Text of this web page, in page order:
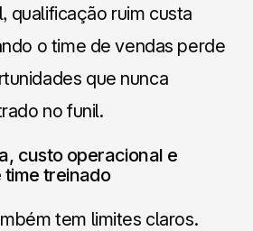
qualificação ruim custa
o time de vendas perde
que nunca
no funil.
custo operacional e
treinado
tem limites claros.